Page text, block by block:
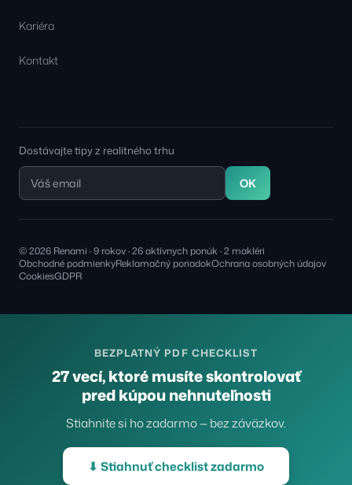
Kariéra
Kontakt
Dostávajte tipy z realitného trhu
OK
© 2026 Renami · 9 rokov · 26 aktívnych ponúk · 2 makléri
Obchodné podmienkyReklamačný poriadokOchrana osobných údajov
CookiesGDPR
BEZPLATNÝ PDF CHECKLIST
27 vecí, ktoré musíte skontrolovať
pred kúpou nehnuteľnosti
Stiahnite si ho zadarmo — bez záväzkov.
⬇ Stiahnuť checklist zadarmo